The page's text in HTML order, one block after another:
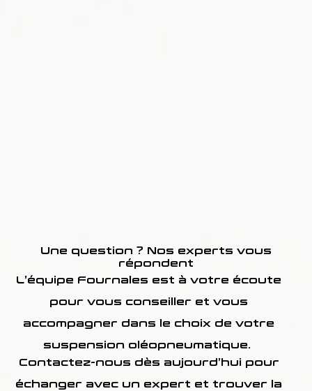
Une question ? Nos experts vous
répondent
L’équipe Fournales est à votre écoute
pour vous conseiller et vous
accompagner dans le choix de votre
suspension oléopneumatique.
Contactez-nous dès aujourd’hui pour
échanger avec un expert et trouver la